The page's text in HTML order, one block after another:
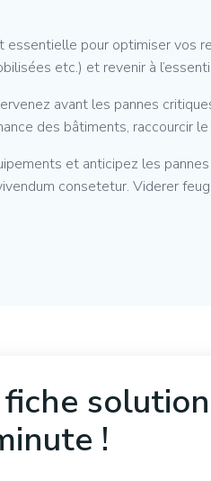
pour optimiser vos
etc.) et revenir à
avant les pannes
des bâtiments, raccourcir
et anticipez les
consetetur. Viderer
!